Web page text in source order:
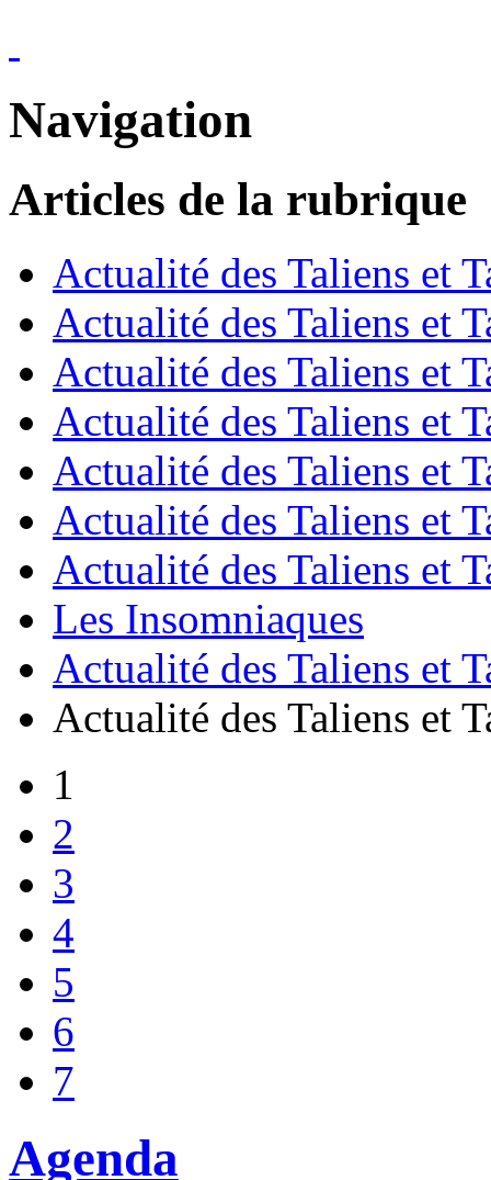
Navigation
Articles de la rubrique
Actualité des Taliens et
Actualité des Taliens et
Actualité des Taliens et
Actualité des Taliens et
Actualité des Taliens et
Actualité des Taliens et
Actualité des Taliens et
Les Insomniaques
Actualité des Taliens et
Actualité des Taliens et
1
2
3
4
5
6
7
Agenda